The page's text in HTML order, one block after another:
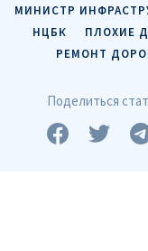
МИНИСТР
НЦБК
ПЛОХИЕ
РЕМОНТ
Поделиться